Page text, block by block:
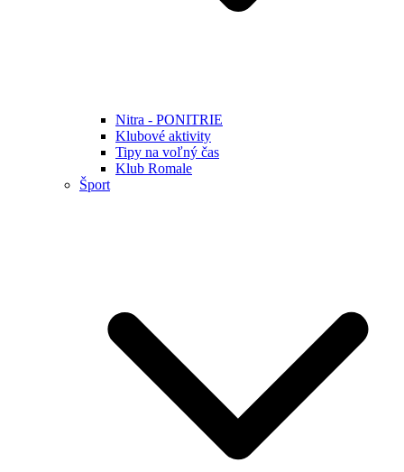
Nitra - PONITRIE
Klubové aktivity
Tipy na voľný čas
Klub Romale
Šport